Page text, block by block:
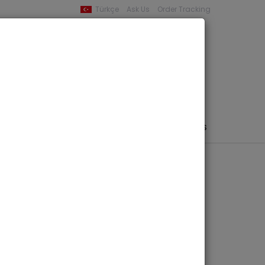
Türkçe Ask Us Order Tracking
PUBLISHERS
der Aiolis -